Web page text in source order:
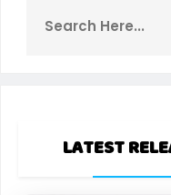
LATEST